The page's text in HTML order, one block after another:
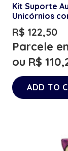
Kit Suporte
Unicórnios
R$ 122,50
Parcele
ou R$
ADD TO